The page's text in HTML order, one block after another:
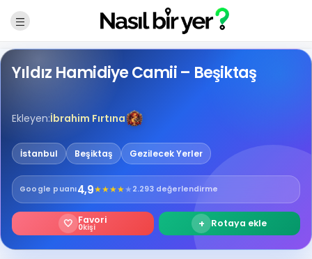
Yıldız Hamidiye Camii – Beşiktaş
Ekleyen:İbrahim Fırtına
İstanbul Beşiktaş Gezilecek Yerler
Google puanı4,9★★★★★ 2.293 değerlendirme
🤍 Favori
0kişi + Rotaya ekle